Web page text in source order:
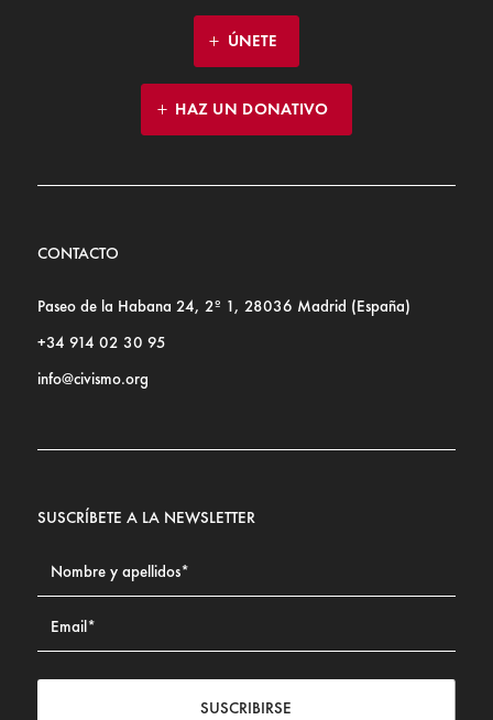
ÚNETE
HAZ UN DONATIVO
CONTACTO
Paseo de la Habana 24, 2º 1, 28036 Madrid (España)
+34 914 02 30 95
info@civismo.org
SUSCRÍBETE A LA NEWSLETTER
SUSCRIBIRSE